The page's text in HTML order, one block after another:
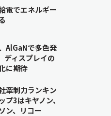
電でエネルギー
AlGaNで多色発
ィスプレイの
に期待
牽制力ランキン
3はキヤノン、
ン、リコー